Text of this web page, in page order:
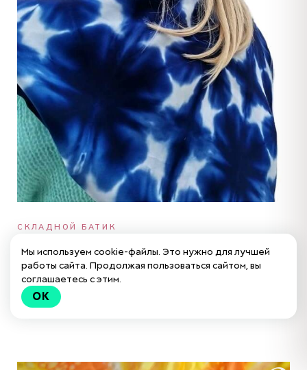
СКЛАДНОЙ БАТИК
Платок «Индиго»
Яркие оттенки и игра фактур. Платок на
шёлке с характером в складном батике.
Мы используем cookie-файлы. Это нужно для лучшей
работы сайта. Продолжая пользоваться сайтом, вы
соглашаетесь с этим.
OK